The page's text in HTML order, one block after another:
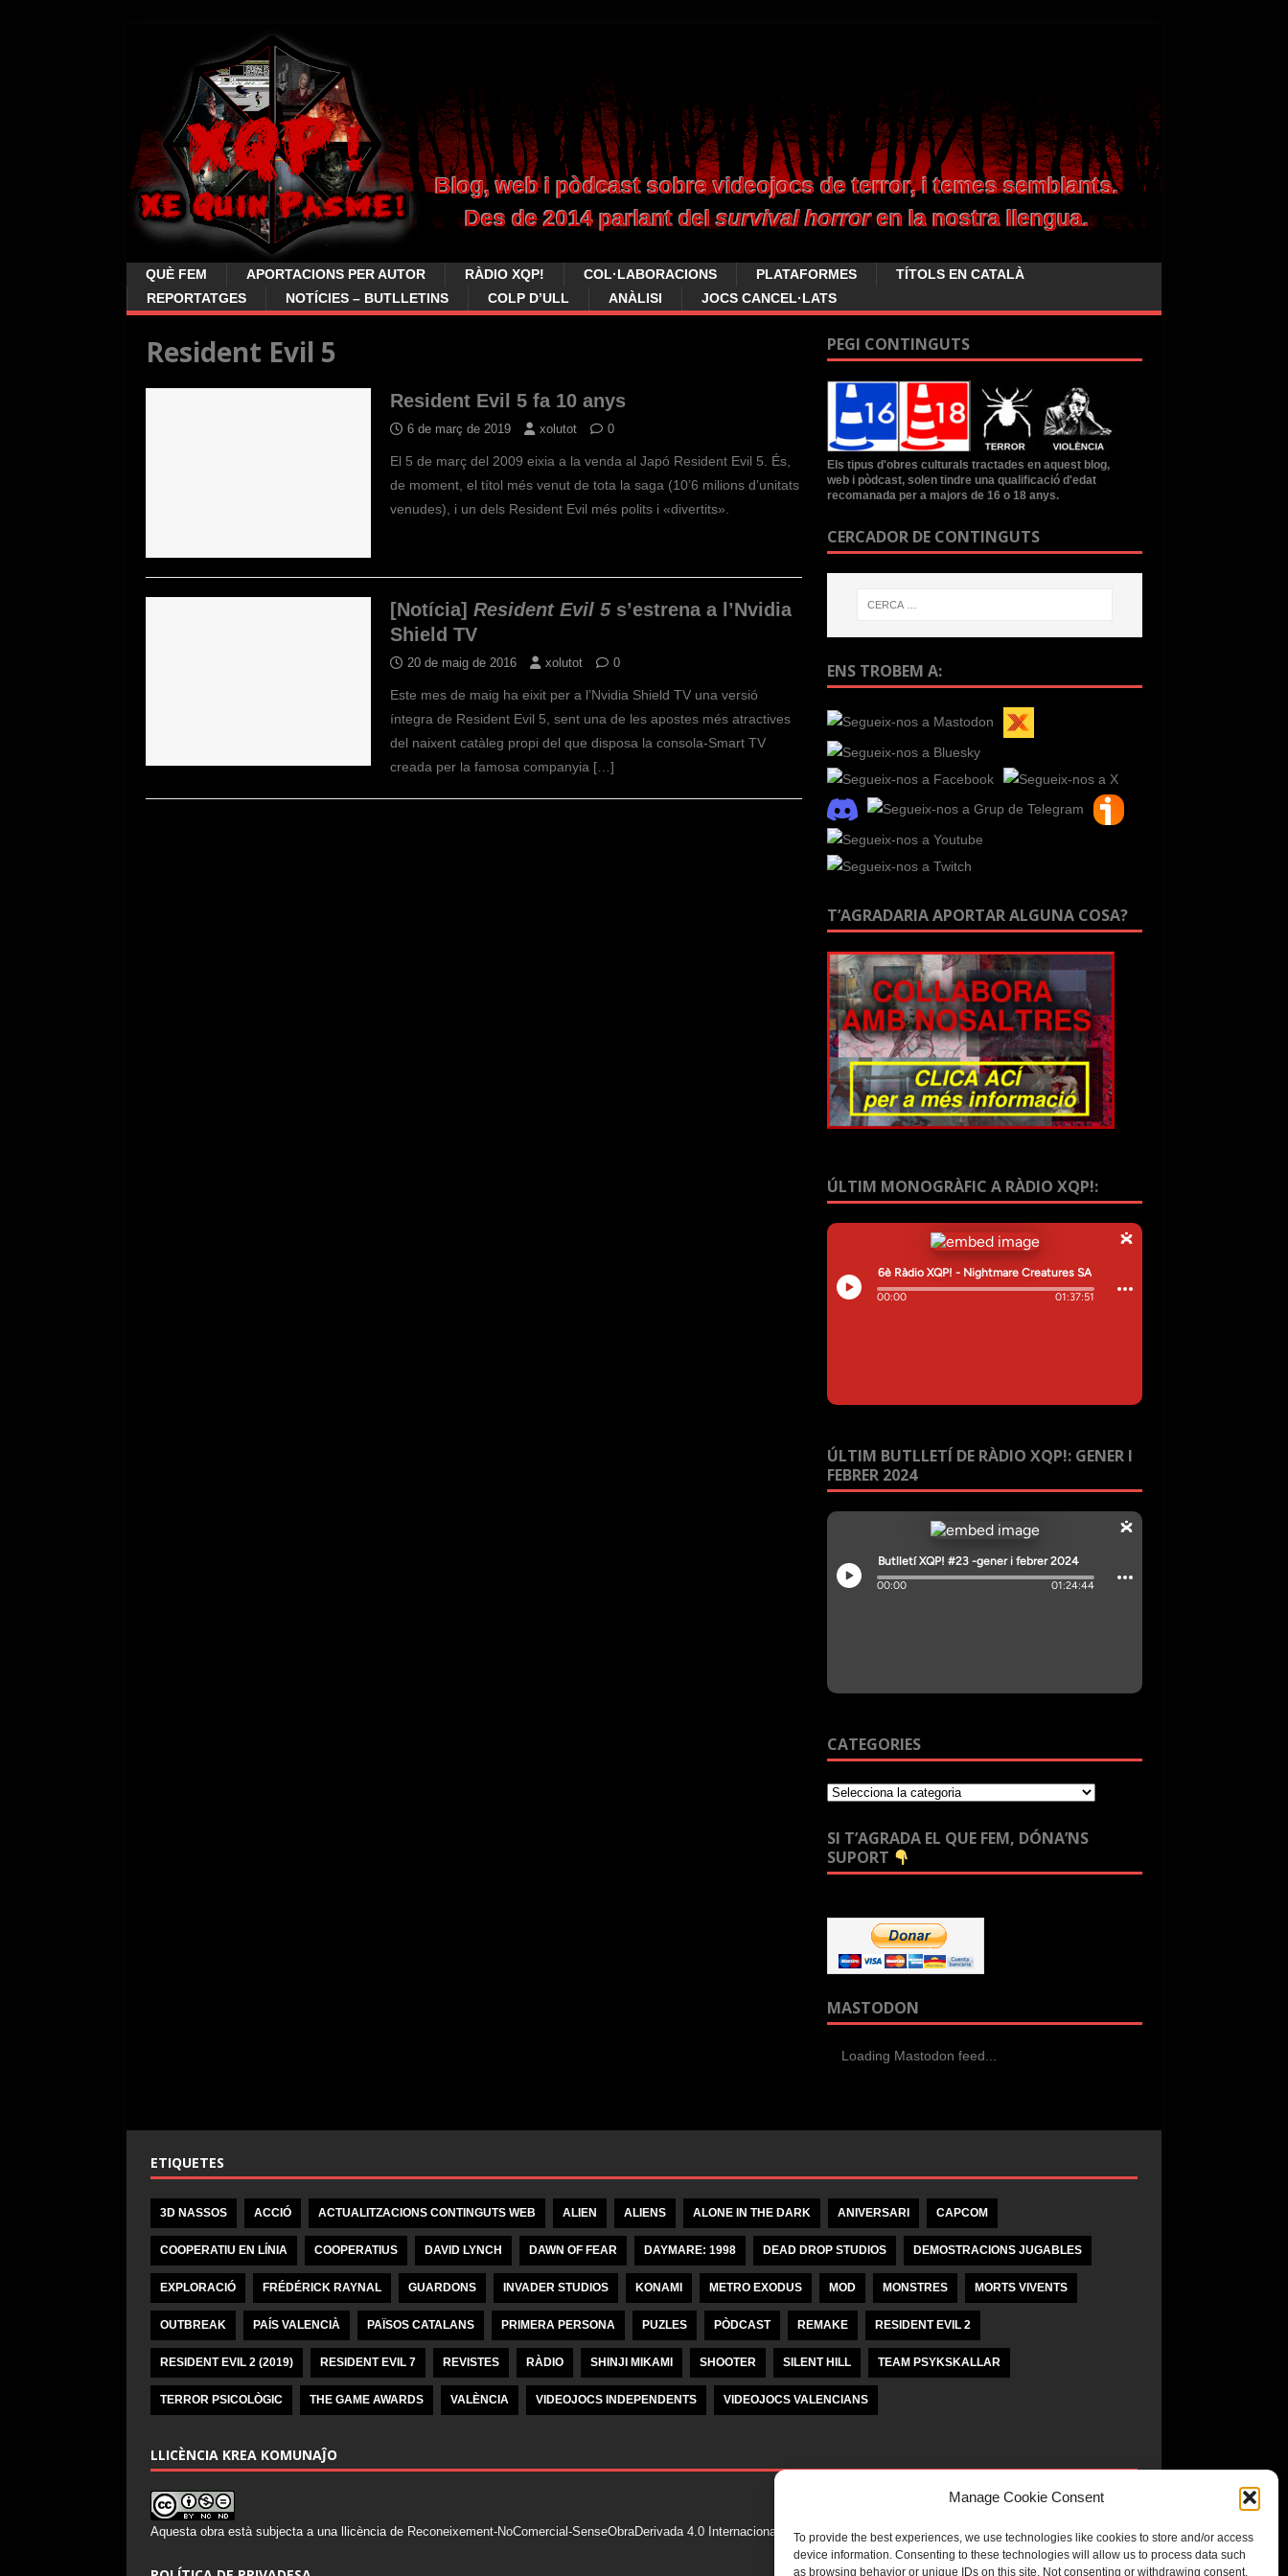
Manage Cookie Consent
To provide the best experiences, we use technologies like cookies to store and/or access
device information. Consenting to these technologies will allow us to process data such
as browsing behavior or unique IDs on this site. Not consenting or withdrawing consent,
QUÈ FEM APORTACIONS PER AUTOR RÀDIO XQP! COL·LABORACIONS PLATAFORMES
TÍTOLS EN CATALÀ
REPORTATGES
NOTÍCIES – BUTLLETINS COLP D’ULL ANÀLISI JOCS CANCEL·LATS
Resident Evil 5
Resident Evil 5 fa 10 anys
6 de març de 2019 xolutot 0
El 5 de març del 2009 eixia a la venda al Japó Resident Evil 5. És,
de moment, el títol més venut de tota la saga (10’6 milions d’unitats
venudes), i un dels Resident Evil més polits i «divertits».
[Notícia] Resident Evil 5s’estrena a l’Nvidia
Shield TV
20 de maig de 2016 xolutot 0
Este mes de maig ha eixit per a l’Nvidia Shield TV una versió
íntegra de Resident Evil 5, sent una de les apostes més atractives
del naixent catàleg propi del que disposa la consola-Smart TV
creada per la famosa companyia […]
PEGI CONTINGUTS
Els tipus d'obres culturals tractades en aquest blog,
web i pòdcast, solen tindre una qualificació d'edat
recomanada per a majors de 16 o 18 anys.
CERCADOR DE CONTINGUTS
ENS TROBEM A:
T’AGRADARIA APORTAR ALGUNA COSA?
ÚLTIM MONOGRÀFIC A RÀDIO XQP!:
ÚLTIM BUTLLETÍ DE RÀDIO XQP!: GENER I
FEBRER 2024
CATEGORIES
SI T’AGRADA EL QUE FEM, DÓNA’NS
SUPORT
MASTODON
Loading Mastodon feed...
ETIQUETES
3D NASSOS ACCIÓ ACTUALITZACIONS CONTINGUTS WEB ALIEN ALIENS ALONE IN THE DARK ANIVERSARI CAPCOM
COOPERATIU EN LÍNIA COOPERATIUS DAVID LYNCH DAWN OF FEAR DAYMARE: 1998 DEAD DROP STUDIOS DEMOSTRACIONS JUGABLES
EXPLORACIÓ FRÉDÉRICK RAYNAL GUARDONS INVADER STUDIOS KONAMI METRO EXODUS MOD MONSTRES MORTS VIVENTS
OUTBREAK PAÍS VALENCIÀ PAÏSOS CATALANS PRIMERA PERSONA PUZLES PÒDCAST REMAKE RESIDENT EVIL 2
RESIDENT EVIL 2 (2019) RESIDENT EVIL 7 REVISTES RÀDIO SHINJI MIKAMI SHOOTER SILENT HILL TEAM PSYKSKALLAR
TERROR PSICOLÒGIC THE GAME AWARDS VALÈNCIA VIDEOJOCS INDEPENDENTS VIDEOJOCS VALENCIANS
LLICÈNCIA KREA KOMUNAĴO
Aquesta obra està subjecta a una llicència de Reconeixement-NoComercial-SenseObraDerivada 4.0 Internacional de Krea Komunaĵo